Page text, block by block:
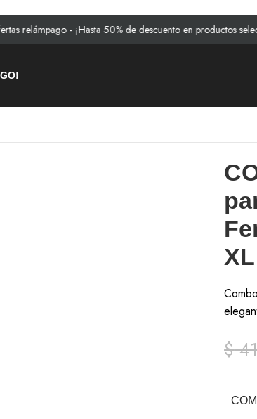
- ¡Hasta 50% de descuento en productos
XL
$